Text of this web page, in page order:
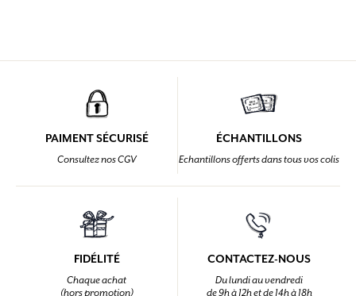
PAIMENT SÉCURISÉ
Consultez nos CGV
ÉCHANTILLONS
Echantillons offerts dans tous vos colis
FIDÉLITÉ
Chaque achat
(hors promotion)
CONTACTEZ-NOUS
Du lundi au vendredi
de 9h à 12h et de 14h à 18h